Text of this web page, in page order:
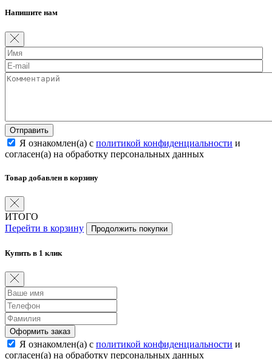
Напишите нам
Отправить
Я ознакомлен(а) с политикой конфиденциальности и
согласен(а) на обработку персональных данных
Товар добавлен в корзину
ИТОГО
Перейти в корзину
Продолжить покупки
Купить в 1 клик
Оформить заказ
Я ознакомлен(а) с политикой конфиденциальности и
согласен(а) на обработку персональных данных